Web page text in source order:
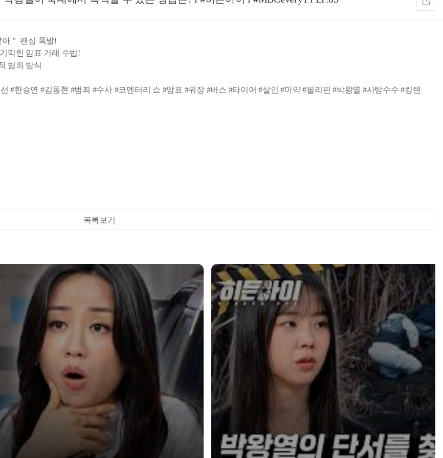
＂ 팬심 폭발!
막힌 암표 거래 수법!
범죄 방식
#한승연 #김동현 #범죄 #수사 #코멘터리 쇼 #암표 #위장 #버스 #타이어 #살인 #마약 #필리핀 #박왕열 #사탕수수 #킹텐
목록보기